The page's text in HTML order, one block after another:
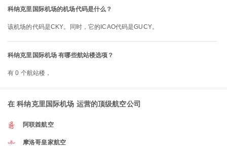
科纳克里国际机场的机场代码是什么？
该机场的代码是CKY。同时，它的ICAO代码是GUCY。
科纳克里国际机场 有哪些航站楼选项？
有 0 个航站楼，
在 科纳克里国际机场 运营的顶级航空公司
阿联酋航空
摩洛哥皇家航空